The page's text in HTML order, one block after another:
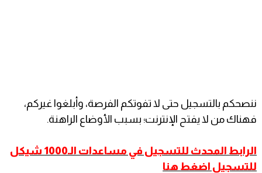
ننصحكم بالتسجيل حتى لا تفوتكم الفرصة، وأبلغوا غيركم،
فهناك من لا يفتح الإنترنت؛ بسبب الأوضاع الراهنة.
الرابط المحدث للتسجيل في مساعدات الـ1000 شيكل
للتسجيل اضغط هنا